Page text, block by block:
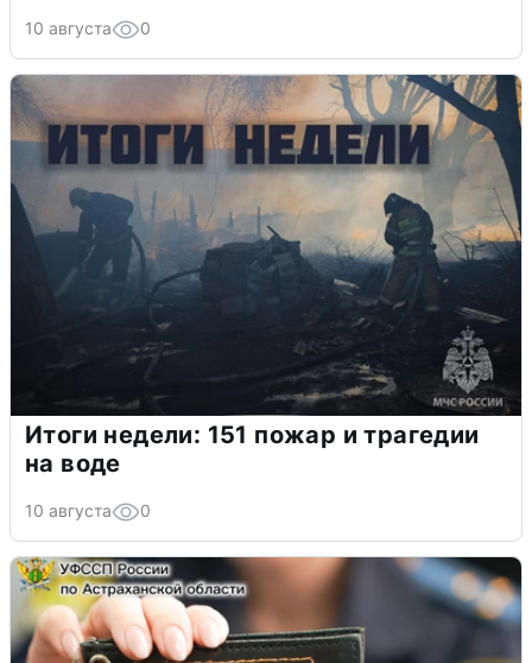
10 августа 0
Итоги недели: 151 пожар и трагедии
на воде
10 августа 0